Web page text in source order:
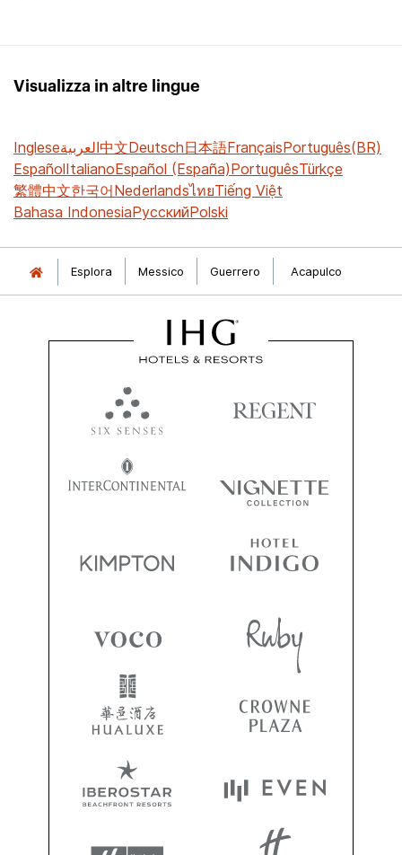
Visualizza in altre lingue
Ingleseالعربية中文Deutsch日本語FrançaisPortuguês(BR)
EspañolItalianoEspañol (España)PortuguêsTürkçe
繁體中文한국어NederlandsไทยTiếng Việt
Bahasa IndonesiaРусскийPolski
Esplora Messico Guerrero Acapulco